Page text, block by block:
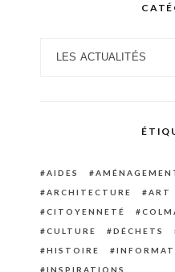
AIDES
ARCHITECTURE
ART
CITOYENNETÉ
CULTURE
DÉCHETS
HISTOIRE
INSPIRATIONS